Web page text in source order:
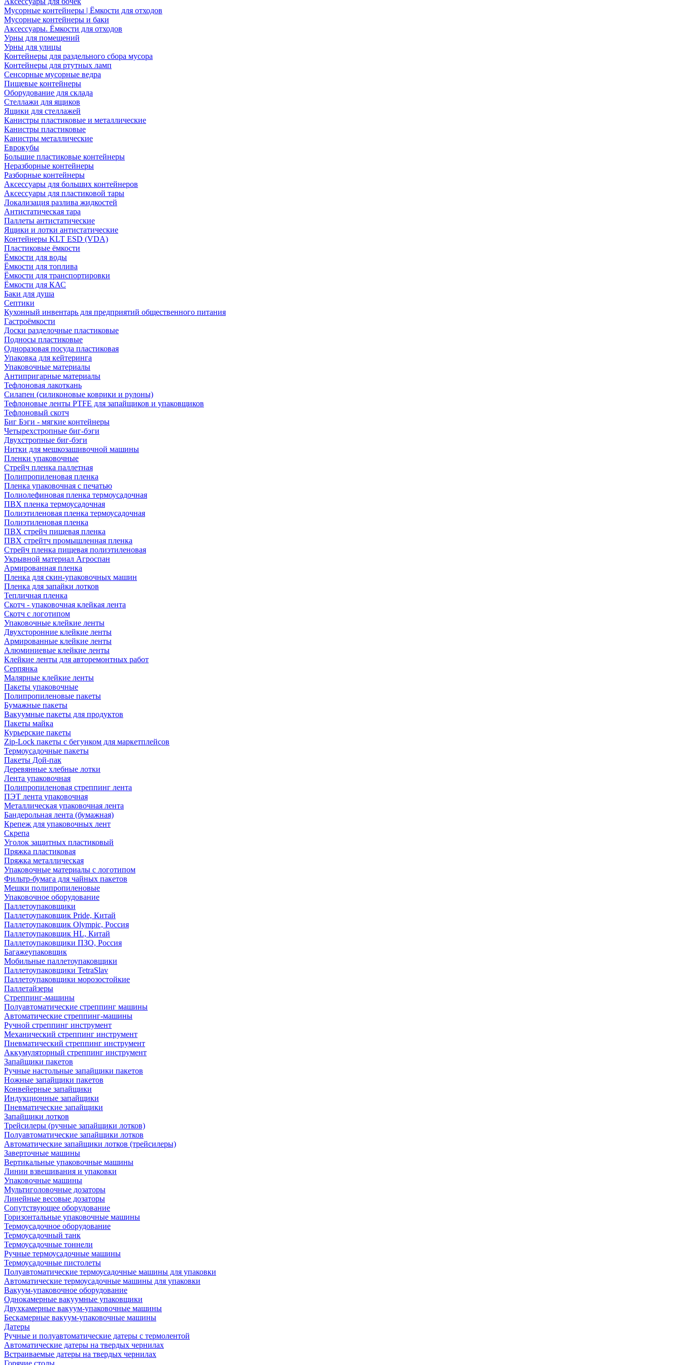
Мусорные контейнеры | Ёмкости для отходов
Мусорные контейнеры и баки
Аксессуары. Ёмкости для отходов
Урны для помещений
Урны для улицы
Контейнеры для раздельного сбора мусора
Контейнеры для ртутных ламп
Сенсорные мусорные ведра
Пищевые контейнеры
Оборудование для склада
Стеллажи для ящиков
Ящики для стеллажей
Канистры пластиковые и металлические
Канистры пластиковые
Канистры металлические
Еврокубы
Большие пластиковые контейнеры
Неразборные контейнеры
Разборные контейнеры
Аксессуары для больших контейнеров
Аксессуары для пластиковой тары
Локализация разлива жидкостей
Антистатическая тара
Паллеты антистатические
Ящики и лотки антистатические
Контейнеры KLT ESD (VDA)
Пластиковые ёмкости
Ёмкости для воды
Ёмкости для топлива
Ёмкости для транспортировки
Ёмкости для КАС
Баки для душа
Септики
Кухонный инвентарь для предприятий общественного питания
Гастроёмкости
Доски разделочные пластиковые
Подносы пластиковые
Одноразовая посуда пластиковая
Упаковка для кейтеринга
Упаковочные материалы
Антипригарные материалы
Тефлоновая лакоткань
Силапен (силиконовые коврики и рулоны)
Тефлоновые ленты PTFE для запайщиков и упаковщиков
Тефлоновый скотч
Биг Бэги - мягкие контейнеры
Четырехстропные биг-бэги
Двухстропные биг-бэги
Нитки для мешкозашивочной машины
Пленки упаковочные
Стрейч пленка паллетная
Полипропиленовая пленка
Пленка упаковочная с печатью
Полиолефиновая пленка термоусадочная
ПВХ пленка термоусадочная
Полиэтиленовая пленка термоусадочная
Полиэтиленовая пленка
ПВХ стрейч пищевая пленка
ПВХ стрейтч промышленная пленка
Стрейч пленка пищевая полиэтиленовая
Укрывной материал Агроспан
Армированная пленка
Пленка для скин-упаковочных машин
Пленка для запайки лотков
Тепличная пленка
Скотч - упаковочная клейкая лента
Скотч с логотипом
Упаковочные клейкие ленты
Двухсторонние клейкие ленты
Армированные клейкие ленты
Алюминиевые клейкие ленты
Клейкие ленты для авторемонтных работ
Серпянка
Малярные клейкие ленты
Пакеты упаковочные
Полипропиленовые пакеты
Бумажные пакеты
Вакуумные пакеты для продуктов
Пакеты майка
Курьерские пакеты
Zip-Lock пакеты с бегунком для маркетплейсов
Термоусадочные пакеты
Пакеты Дой-пак
Деревянные хлебные лотки
Лента упаковочная
Полипропиленовая стреппинг лента
ПЭТ лента упаковочная
Металлическая упаковочная лента
Бандерольная лента (бумажная)
Крепеж для упаковочных лент
Скрепа
Уголок защитных пластиковый
Пряжка пластиковая
Пряжка металлическая
Упаковочные материалы с логотипом
Фильтр-бумага для чайных пакетов
Мешки полипропиленовые
Упаковочное оборудование
Паллетоупаковщики
Паллетоупаковщик Pride, Китай
Паллетоупаковщик Olympic, Россия
Паллетоупаковщик HL, Китай
Паллетоупаковщики ПЗО, Россия
Багажеупаковщик
Мобильные паллетоупаковщики
Паллетоупаковщики TetraSlav
Паллетоупаковщики морозостойкие
Паллетайзеры
Стреппинг-машины
Полуавтоматические стреппинг машины
Автоматические стреппинг-машины
Ручной стреппинг инструмент
Механический стреппинг инструмент
Пневматический стреппинг инструмент
Аккумуляторный стреппинг инструмент
Запайщики пакетов
Ручные настольные запайщики пакетов
Ножные запайщики пакетов
Конвейерные запайщики
Индукционные запайщики
Пневматические запайщики
Запайщики лотков
Трейсилеры (ручные запайщики лотков)
Полуавтоматические запайщики лотков
Автоматические запайщики лотков (трейсилеры)
Заверточные машины
Вертикальные упаковочные машины
Линии взвешивания и упаковки
Упаковочные машины
Мультиголовочные дозаторы
Линейные весовые дозаторы
Сопутствующее оборудование
Горизонтальные упаковочные машины
Термоусадочное оборудование
Термоусадочный танк
Термоусадочные тоннели
Ручные термоусадочные машины
Термоусадочные пистолеты
Полуавтоматические термоусадочные машины для упаковки
Автоматические термоусадочные машины для упаковки
Вакуум-упаковочное оборудование
Однокамерные вакуумные упаковщики
Двухкамерные вакуум-упаковочные машины
Бескамерные вакуум-упаковочные машины
Датеры
Ручные и полуавтоматические датеры с термолентой
Автоматические датеры на твердых чернилах
Встраиваемые датеры на твердых чернилах
Горячие столы